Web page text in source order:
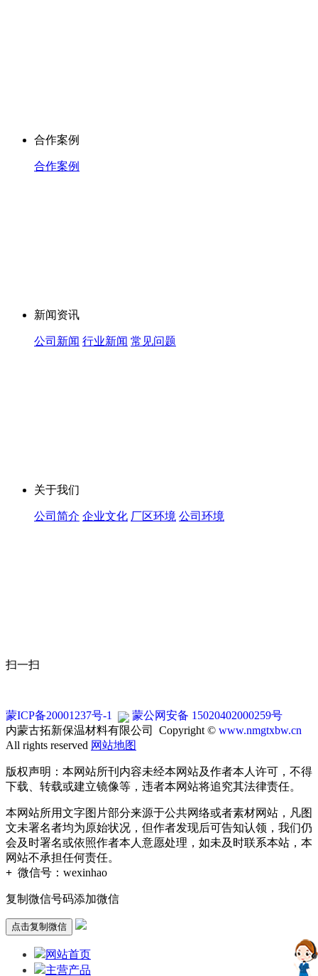
合作案例
合作案例
新闻资讯
公司新闻 行业新闻 常见问题
关于我们
公司简介 企业文化 厂区环境 公司环境
扫一扫
蒙ICP备20001237号-1
蒙公网安备 15020402000259号
内蒙古拓新保温材料有限公司 Copyright © www.nmgtxbw.cn
All rights reserved 网站地图
版权声明：本网站所刊内容未经本网站及作者本人许可，不得
下载、转载或建立镜像等，违者本网站将追究其法律责任。
本网站所用文字图片部分来源于公共网络或者素材网站，凡图
文未署名者均为原始状况，但作者发现后可告知认领，我们仍
会及时署名或依照作者本人意愿处理，如未及时联系本站，本
网站不承担任何责任。
+ 微信号： wexinhao
复制微信号码添加微信
点击复制微信
网站首页
主营产品